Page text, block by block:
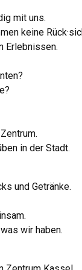
mit uns.
keine
Erlebnissen.
in der Stadt.
und Getränke.
wir haben.